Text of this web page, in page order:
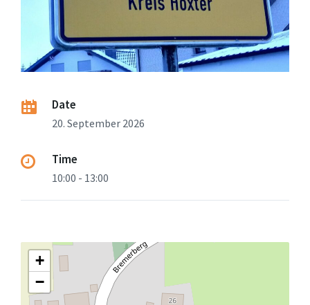
Date
20. September 2026
Time
10:00 - 13:00
+
−